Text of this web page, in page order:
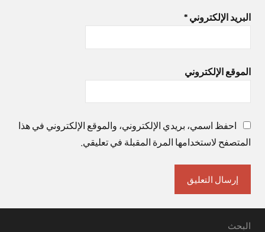
البريد الإلكتروني *
الموقع الإلكتروني
احفظ اسمي، بريدي الإلكتروني، والموقع الإلكتروني في هذا
المتصفح لاستخدامها المرة المقبلة في تعليقي.
البحث